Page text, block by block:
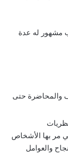
مشهور له عدة
والمحاضرة حتى
مر بها الأشخاص
والعوامل